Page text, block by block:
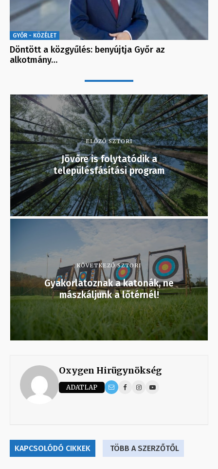
GYŐR - KÖZÉLET
Döntött a közgyűlés: benyújtja Győr az
alkotmány…
ELŐZŐ SZTORI
Jövőre is folytatódik a
településfásítási program
KÖVETKEZŐ SZTORI
Gyakorlatoznak a katonák, ne
mászkáljunk a lőtérnél!
Oxygen Hirügynökség
ADATLAP
KAPCSOLÓDÓ CIKKEK TÖBB A SZERZŐTŐL